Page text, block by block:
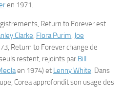
en 1971.
Return to Forever est
Clarke, Flora Purim, Joe
Return to Forever change de
restent, rejoints par Bill
en 1974) et Lenny White. Dans
Corea approfondit son usage des